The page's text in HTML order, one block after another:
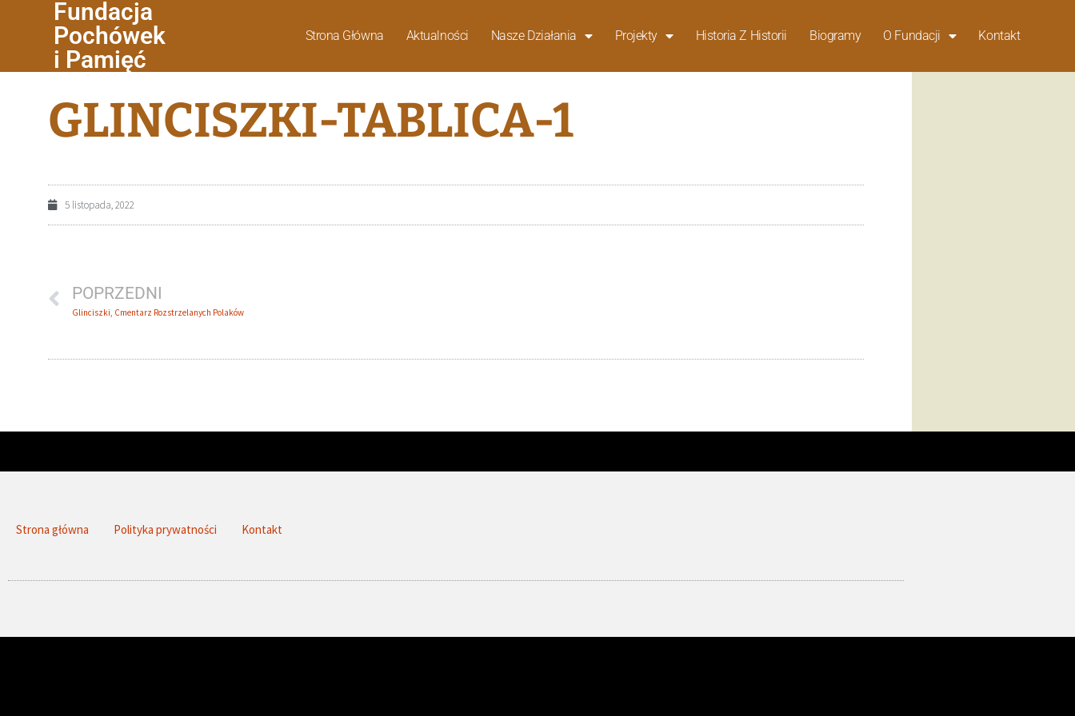
Fundacja
Pochówek
i Pamięć
Strona Główna Aktualności Nasze Działania Projekty Historia Z Historii Biogramy O Fundacji Kontakt
GLINCISZKI-TABLICA-1
5 listopada, 2022
POPRZEDNI
Glinciszki, Cmentarz Rozstrzelanych Polaków
Strona główna Polityka prywatności Kontakt